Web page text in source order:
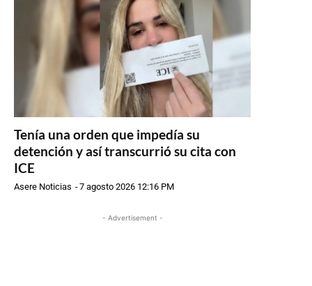
Tenía una orden que impedía su
detención y así transcurrió su cita con
ICE
Asere Noticias -7 agosto 2026 12:16 PM
- Advertisement -